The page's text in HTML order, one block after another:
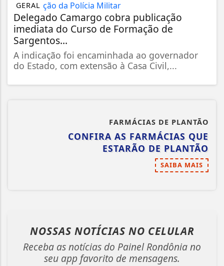
GERAL
Delegado Camargo cobra publicação
imediata do Curso de Formação de
Sargentos...
A indicação foi encaminhada ao governador
do Estado, com extensão à Casa Civil,...
FARMÁCIAS DE PLANTÃO
CONFIRA AS FARMÁCIAS QUE
ESTARÃO DE PLANTÃO
SAIBA MAIS
NOSSAS NOTÍCIAS NO CELULAR
Receba as notícias do Painel Rondônia no
seu app favorito de mensagens.